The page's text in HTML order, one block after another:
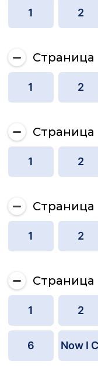
1 2
Страница
1 2
Страница
1 2
Страница
1 2
Страница
1 2
6 Now I